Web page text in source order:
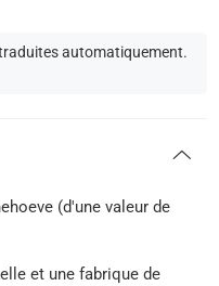
automatiquement.
(d'une valeur de
et une fabrique de